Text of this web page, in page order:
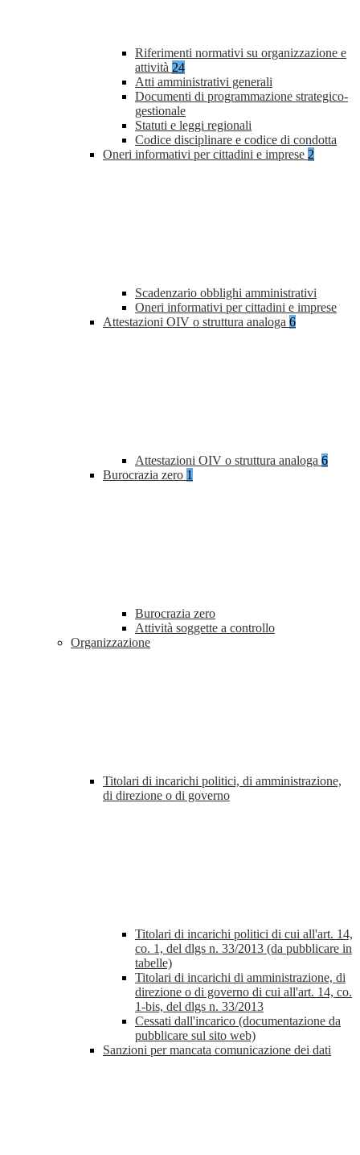
Riferimenti normativi su organizzazione e
attività 24
Atti amministrativi generali
Documenti di programmazione strategico-
gestionale
Statuti e leggi regionali
Codice disciplinare e codice di condotta
Oneri informativi per cittadini e imprese 2
Scadenzario obblighi amministrativi
Oneri informativi per cittadini e imprese
Attestazioni OIV o struttura analoga 6
Attestazioni OIV o struttura analoga 6
Burocrazia zero 1
Burocrazia zero
Attività soggette a controllo
Organizzazione
Titolari di incarichi politici, di amministrazione,
di direzione o di governo
Titolari di incarichi politici di cui all'art. 14,
co. 1, del dlgs n. 33/2013 (da pubblicare in
tabelle)
Titolari di incarichi di amministrazione, di
direzione o di governo di cui all'art. 14, co.
1-bis, del dlgs n. 33/2013
Cessati dall'incarico (documentazione da
pubblicare sul sito web)
Sanzioni per mancata comunicazione dei dati